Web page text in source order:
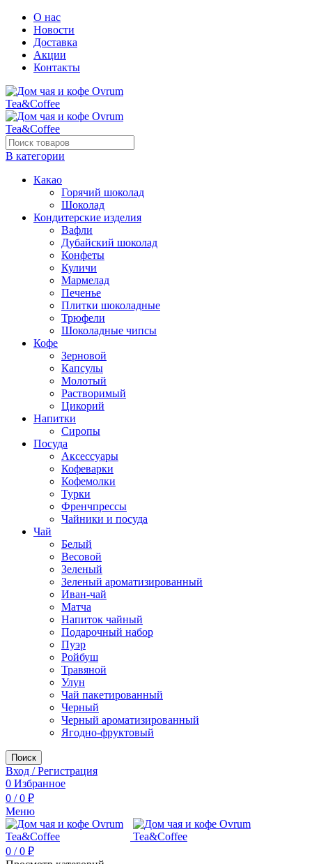
О нас
Новости
Доставка
Акции
Контакты
В категории
Какао
Горячий шоколад
Шоколад
Кондитерские изделия
Вафли
Дубайский шоколад
Конфеты
Куличи
Мармелад
Печенье
Плитки шоколадные
Трюфели
Шоколадные чипсы
Кофе
Зерновой
Капсулы
Молотый
Растворимый
Цикорий
Напитки
Сиропы
Посуда
Аксессуары
Кофеварки
Кофемолки
Турки
Френчпрессы
Чайники и посуда
Чай
Белый
Весовой
Зеленый
Зеленый ароматизированный
Иван-чай
Матча
Напиток чайный
Подарочный набор
Пуэр
Ройбуш
Травяной
Улун
Чай пакетированный
Черный
Черный ароматизированный
Ягодно-фруктовый
Поиск
Вход / Регистрация
0 Избранное
0 / 0 ₽
Меню
0 / 0 ₽